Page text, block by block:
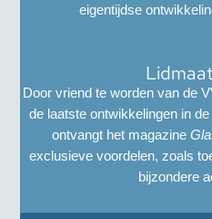
eigentijdse
Door vriend te worden van de
de laatste ontwikkelingen in
ontvangt het magazine
exclusieve voordelen, zoals
bijzondere